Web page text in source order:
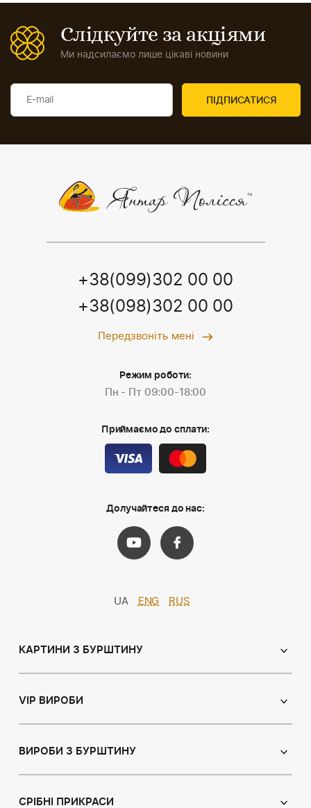
Слідкуйте за акціями
Ми надсилаємо лише цікаві новини
+38(099)302 00 00
+38(098)302 00 00
Передзвоніть мені
Режим роботи:
Пн - Пт 09:00-18:00
Приймаємо до сплати:
Долучайтеся до нас:
UA ENG RUS
КАРТИНИ З БУРШТИНУ
Іменні ікони
Натюрморт
VIP ВИРОБИ
Ікони з пластин
ВИРОБИ З БУРШТИНУ
Браслети
СРІБНІ ПРИКРАСИ